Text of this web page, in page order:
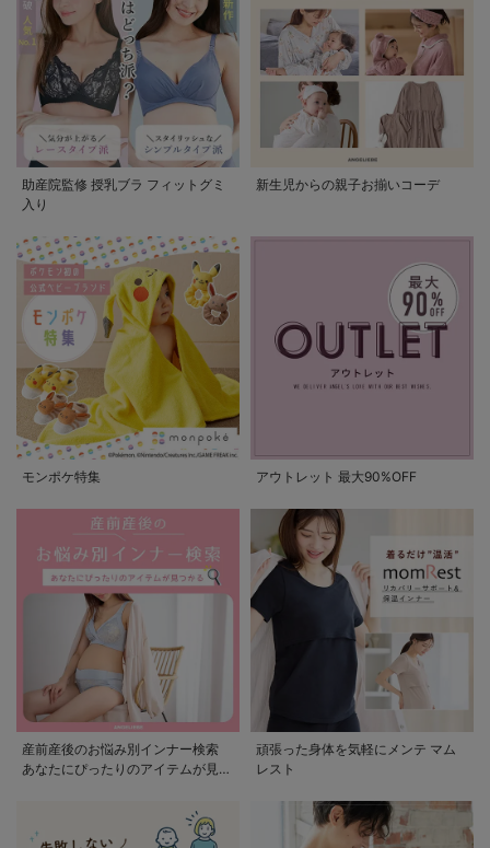
助産院監修 授乳ブラ フィットグミ
入り
新生児からの親子お揃いコーデ
モンポケ特集 アウトレット 最大90%OFF
産前産後のお悩み別インナー検索
あなたにぴったりのアイテムが見つ
頑張った身体を気軽にメンテ マム
レスト